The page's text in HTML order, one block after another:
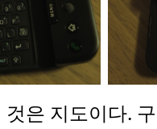
것은 지도이다.